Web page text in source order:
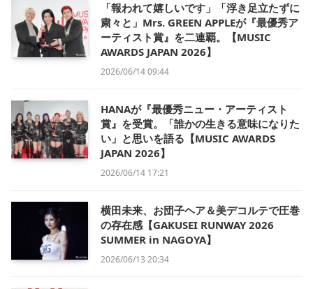
「報われて嬉しいです」「浮き足立たずに
粛々と」Mrs. GREEN APPLEが『最優秀ア
ーティスト賞』を二連覇。【MUSIC
AWARDS JAPAN 2026】
2026/06/14 09:44
HANAが『最優秀ニュー・アーティスト
賞』を受賞。「誰かの生きる意味になりた
い」と思いを語る【MUSIC AWARDS
JAPAN 2026】
2026/06/14 17:21
横田未来、お団子ヘア＆美デコルテで圧巻
の存在感【GAKUSEI RUNWAY 2026
SUMMER in NAGOYA】
2026/06/13 20:34